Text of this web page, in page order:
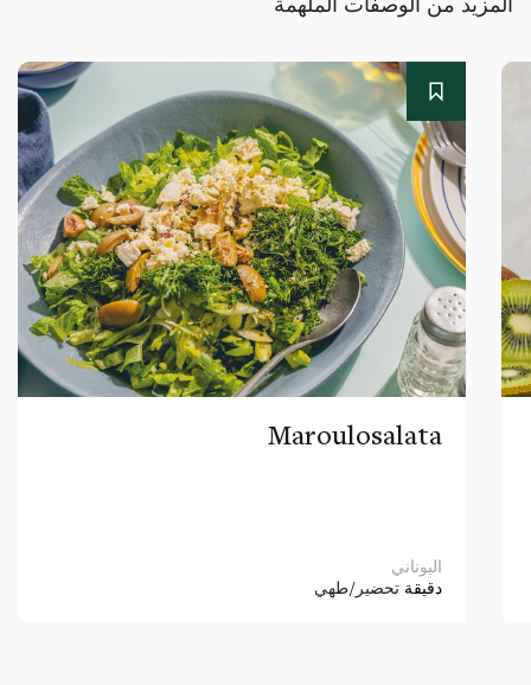
Maroulosalata
اليوناني
دقيقة تحضير/طهي